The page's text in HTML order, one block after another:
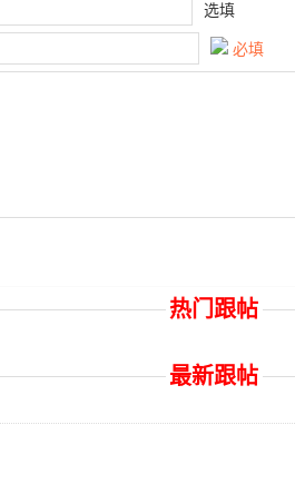
选填
必填
热门跟帖
最新跟帖